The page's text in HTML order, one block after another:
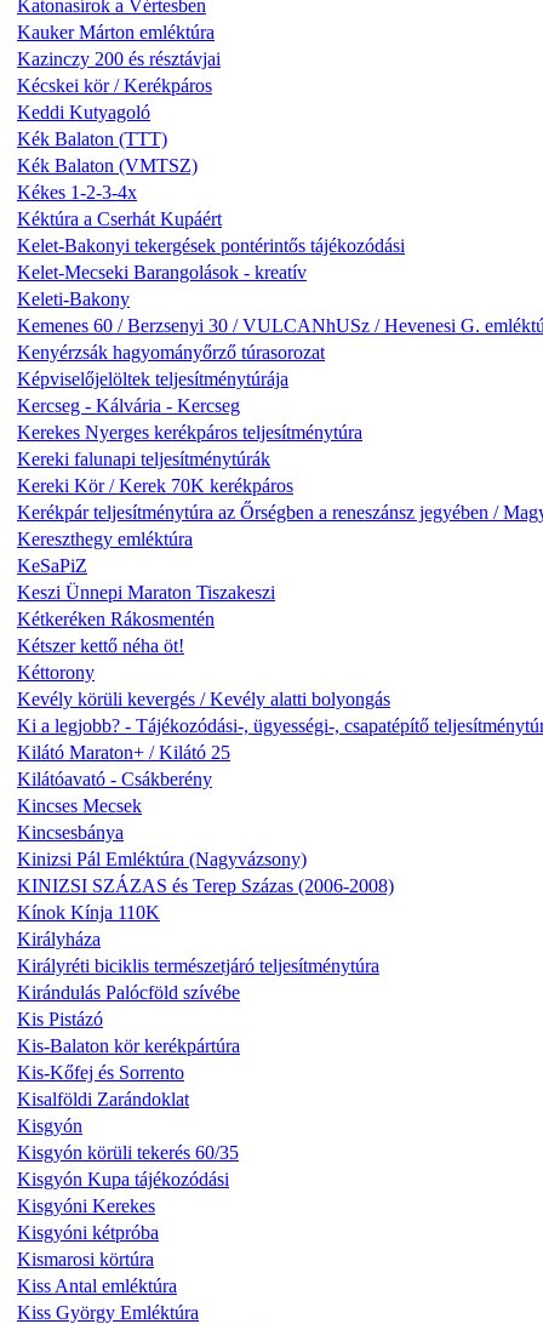
Katonasírok a Vértesben
Kauker Márton emléktúra
Kazinczy 200 és résztávjai
Kécskei kör / Kerékpáros
Keddi Kutyagoló
Kék Balaton (TTT)
Kék Balaton (VMTSZ)
Kékes 1-2-3-4x
Kéktúra a Cserhát Kupáért
Kelet-Bakonyi tekergések pontérintős tájékozódási
Kelet-Mecseki Barangolások - kreatív
Keleti-Bakony
Kemenes 60 / Berzsenyi 30 / VULCANhUSz / Hevenesi G.
Kenyérzsák hagyományőrző túrasorozat
Képviselőjelöltek teljesítménytúrája
Kercseg - Kálvária - Kercseg
Kerekes Nyerges kerékpáros teljesítménytúra
Kereki falunapi teljesítménytúrák
Kereki Kör / Kerek 70K kerékpáros
Kerékpár teljesítménytúra az Őrségben a reneszánsz jegyében /
Kereszthegy emléktúra
KeSaPiZ
Keszi Ünnepi Maraton Tiszakeszi
Kétkeréken Rákosmentén
Kétszer kettő néha öt!
Kéttorony
Kevély körüli kevergés / Kevély alatti bolyongás
Ki a legjobb? - Tájékozódási-, ügyességi-, csapatépítő
Kilátó Maraton+ / Kilátó 25
Kilátóavató - Csákberény
Kincses Mecsek
Kincsesbánya
Kinizsi Pál Emléktúra (Nagyvázsony)
KINIZSI SZÁZAS és Terep Százas (2006-2008)
Kínok Kínja 110K
Királyháza
Királyréti biciklis természetjáró teljesítménytúra
Kirándulás Palócföld szívébe
Kis Pistázó
Kis-Balaton kör kerékpártúra
Kis-Kőfej és Sorrento
Kisalföldi Zarándoklat
Kisgyón
Kisgyón körüli tekerés 60/35
Kisgyón Kupa tájékozódási
Kisgyóni Kerekes
Kisgyóni kétpróba
Kismarosi körtúra
Kiss Antal emléktúra
Kiss György Emléktúra